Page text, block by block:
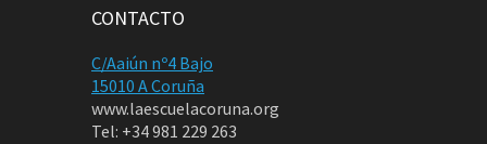
CONTACTO
C/Aaiún nº4 Bajo
15010 A Coruña
www.laescuelacoruna.org
Tel: +34 981 229 263